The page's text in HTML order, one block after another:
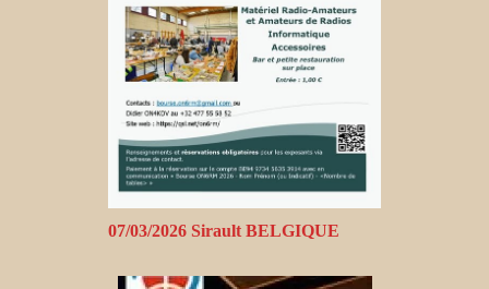
07/03/2026 Sirault BELGIQUE